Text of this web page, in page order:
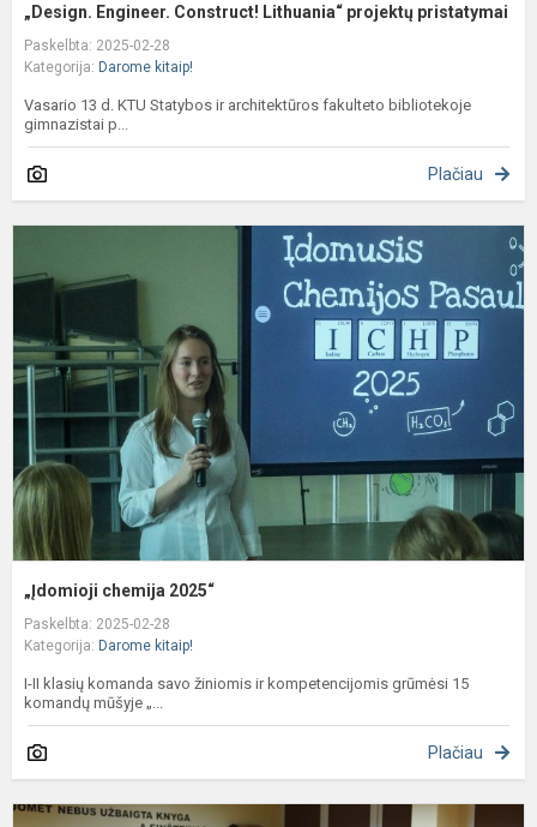
„Design. Engineer. Construct! Lithuania“ projektų pristatymai
Paskelbta: 2025-02-28
Kategorija: Darome kitaip!
Vasario 13 d. KTU Statybos ir architektūros fakulteto bibliotekoje
gimnazistai p...
Plačiau
„Įdomioji chemija 2025“
Paskelbta: 2025-02-28
Kategorija: Darome kitaip!
I-II klasių komanda savo žiniomis ir kompetencijomis grūmėsi 15
komandų mūšyje „...
Plačiau